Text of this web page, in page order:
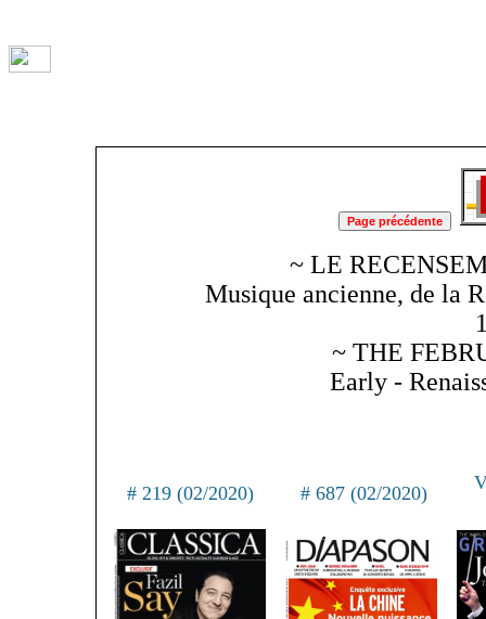
~ LE
Musique ancienne, de la
~ THE
Early -
# 219 (02/2020) # 687 (02/2020)